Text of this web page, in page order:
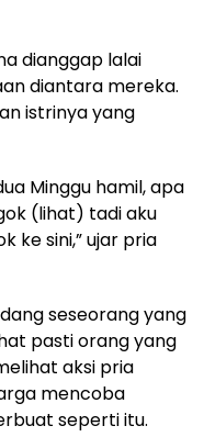
dianggap lalai
diantara mereka.
istrinya yang
Minggu hamil, apa
(lihat) tadi aku
ke sini,” ujar pria
seseorang yang
pasti orang yang
aksi pria
mencoba
seperti itu.